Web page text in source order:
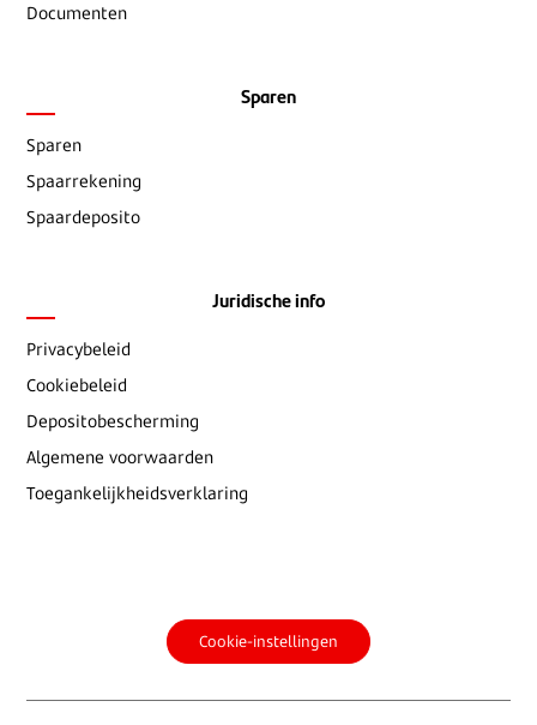
Documenten
Sparen
Sparen
Spaarrekening
Spaardeposito
Juridische info
Privacybeleid
Cookiebeleid
Depositobescherming
Algemene voorwaarden
Toegankelijkheidsverklaring
Cookie-instellingen